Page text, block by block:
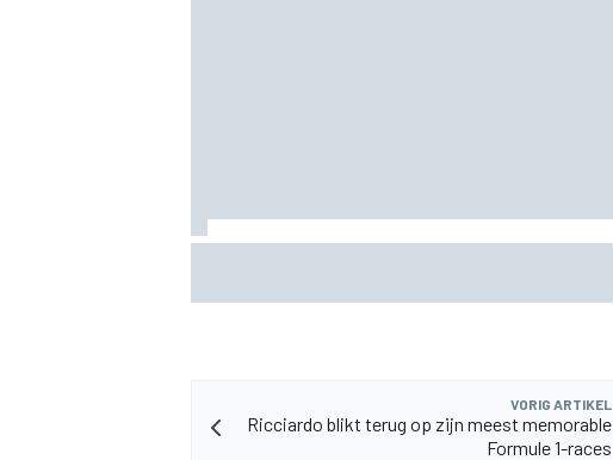
VORIG ARTIKEL
Ricciardo blikt terug op zijn meest memorable
Formule 1-races